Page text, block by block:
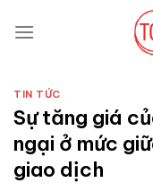
qua
TIN TỨC
Sự tăng giá
ngại ở mức
giao dịch